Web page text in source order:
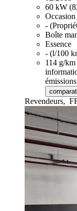
60 kW
Occasion
-
Boîte
Essence
- (l/100
114 g/
Revendeurs,